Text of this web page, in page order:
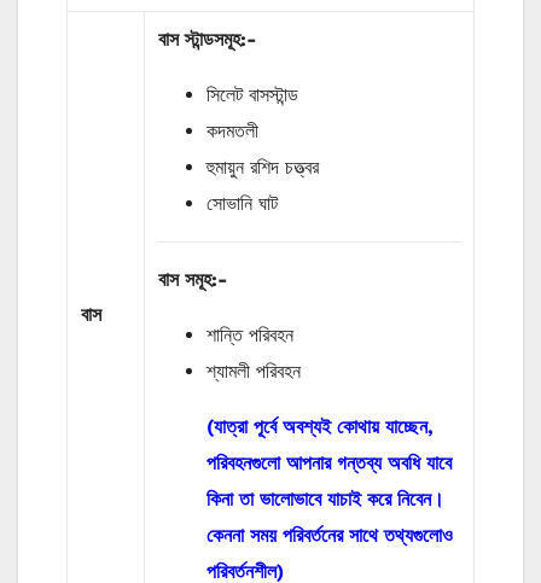
বাস
বাস স্টান্ডসমূহ:-
সিলেট বাসস্টান্ড
কদমতলী
হুমায়ুন রশিদ চত্ত্বর
সোভানি ঘাট
বাস সমূহ:-
শান্তি পরিবহন
শ্যামলী পরিবহন
(যাত্রা পূর্বে অবশ্যই কোথায় যাচ্ছেন,
পরিবহনগুলো আপনার গন্তব্য অবধি যাবে
কিনা তা ভালোভাবে যাচাই করে নিবেন।
কেননা সময় পরিবর্তনের সাথে তথ্যগুলোও
পরিবর্তনশীল)